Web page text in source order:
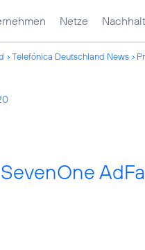
Netze
Telefónica Deutschland News